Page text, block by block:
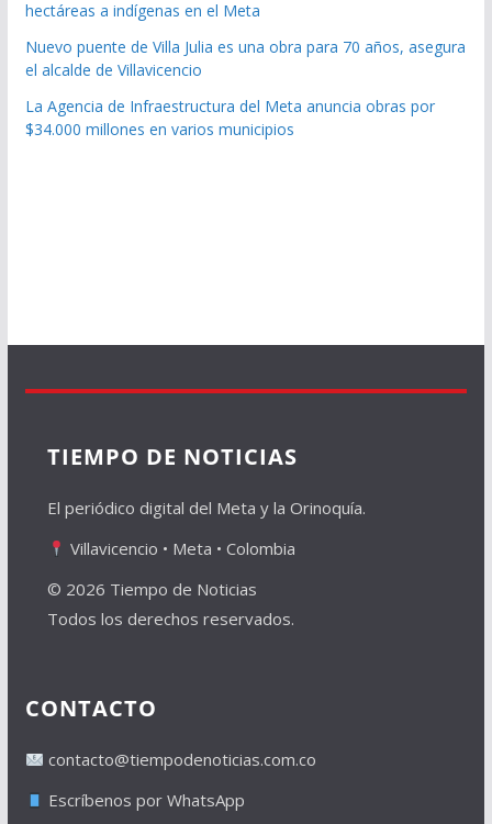
hectáreas a indígenas en el Meta
Nuevo puente de Villa Julia es una obra para 70 años, asegura
el alcalde de Villavicencio
La Agencia de Infraestructura del Meta anuncia obras por
$34.000 millones en varios municipios
TIEMPO DE NOTICIAS
El periódico digital del Meta y la Orinoquía.
Villavicencio • Meta • Colombia
© 2026 Tiempo de Noticias
Todos los derechos reservados.
CONTACTO
contacto@tiempodenoticias.com.co
Escríbenos por WhatsApp